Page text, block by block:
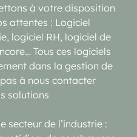
à votre disposition
attentes : Logiciel
logiciel RH, logiciel de
Tous ces logiciels
dans la gestion de
à nous contacter
solutions
secteur de l’industrie :